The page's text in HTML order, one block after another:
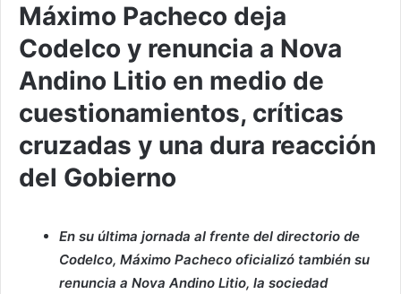
Máximo Pacheco deja
Codelco y renuncia a Nova
Andino Litio en medio de
cuestionamientos, críticas
cruzadas y una dura reacción
del Gobierno
En su última jornada al frente del directorio de
Codelco, Máximo Pacheco oficializó también su
renuncia a Nova Andino Litio, la sociedad